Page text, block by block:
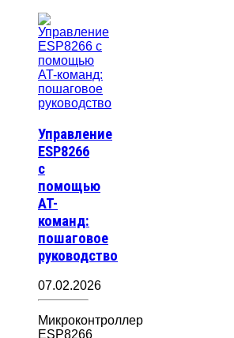
Управление
ESP8266
с
помощью
AT-
команд:
пошаговое
руководство
07.02.2026
Микроконтроллер
ESP8266